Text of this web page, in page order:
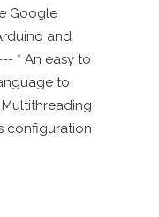
Google
and
* An easy to
to
configuration